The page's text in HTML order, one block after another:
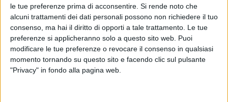
le tue preferenze prima di acconsentire. Si rende noto che
alcuni trattamenti dei dati personali possono non richiedere il tuo
consenso, ma hai il diritto di opporti a tale trattamento. Le tue
preferenze si applicheranno solo a questo sito web. Puoi
modificare le tue preferenze o revocare il consenso in qualsiasi
momento tornando su questo sito e facendo clic sul pulsante
"Privacy" in fondo alla pagina web.